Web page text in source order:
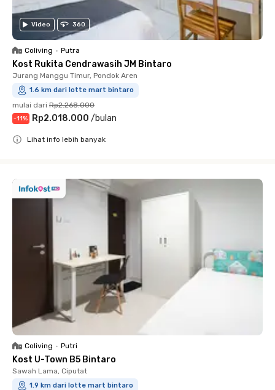
Video 360
Coliving • Putra
Kost Rukita Cendrawasih JM Bintaro
Jurang Manggu Timur, Pondok Aren
1.6 km dari lotte mart bintaro
mulai dari Rp2.268.000
-11% Rp2.018.000 /bulan
Lihat info lebih banyak
Coliving • Putri
Kost U-Town B5 Bintaro
Sawah Lama, Ciputat
1.9 km dari lotte mart bintaro